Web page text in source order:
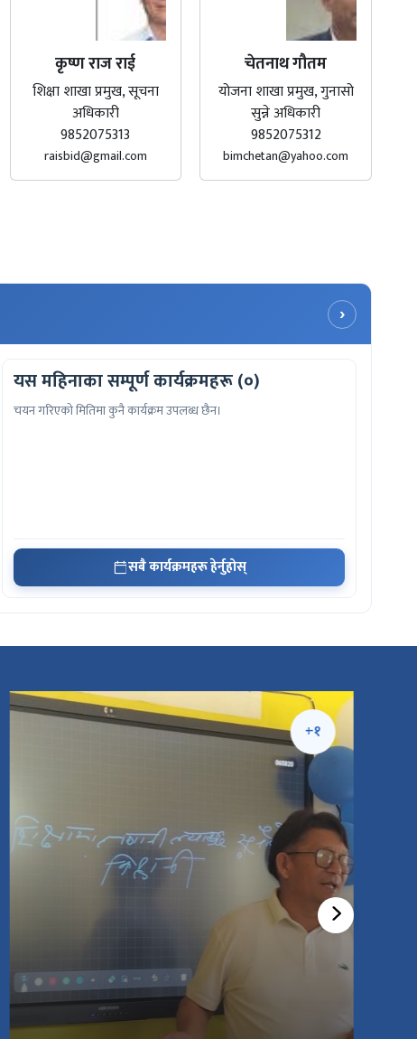
कृष्ण राज राई
शिक्षा शाखा प्रमुख, सूचना
अधिकारी
9852075313
raisbid@gmail.com
चेतनाथ गौतम
योजना शाखा प्रमुख, गुनासो
सुन्ने अधिकारी
9852075312
bimchetan@yahoo.com
›
यस महिनाका सम्पूर्ण कार्यक्रमहरू (०)
चयन गरिएको मितिमा कुनै कार्यक्रम उपलब्ध छैन।
सबै कार्यक्रमहरू हेर्नुहोस्
+१